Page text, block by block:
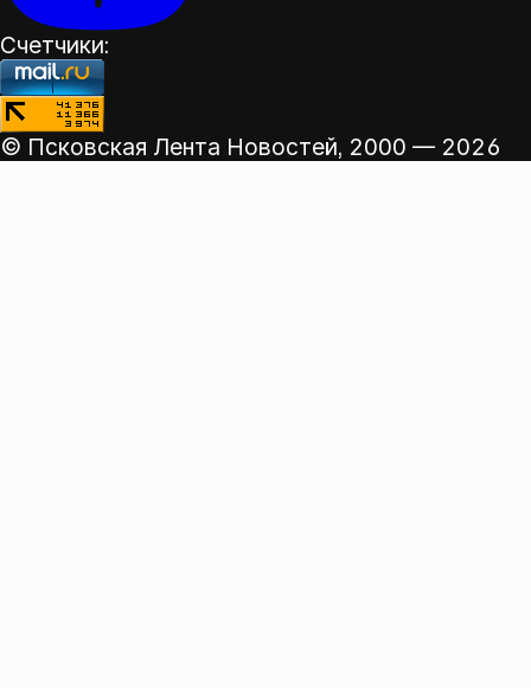
Счетчики:
© Псковская Лента Новостей, 2000 — 2026